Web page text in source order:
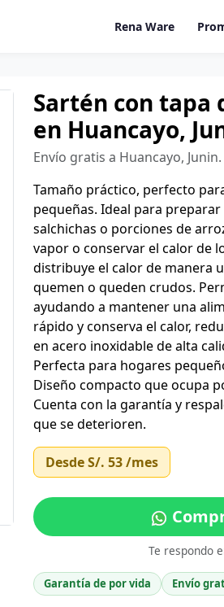
Rena Ware
Sartén con tapa
en Huancayo,
Envío gratis a Huancayo,
Tamaño práctico, perfecto
pequeñas. Ideal para
salchichas o porciones de
vapor o conservar el calor de
distribuye el calor de manera
quemen o queden crudos.
ayudando a mantener una
rápido y conserva el calor,
en acero inoxidable de alta
Perfecta para hogares
Diseño compacto que ocupa
Cuenta con la garantía y
que se deterioren.
DesdeS/. 53/mes
Te respondo
Garantía de por vida Envío